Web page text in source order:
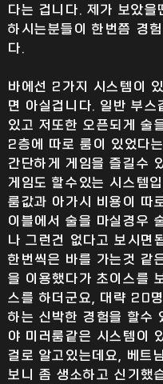
다는 겁니다. 제가 보았
하시는분들이 한번쯤 경
다.
바에선 2가지 시스템이
면 아실겁니다. 일반 부스
있고 저또한 오픈되게 술
2층에 따로 룸이 있었다
간단하게 게임을 즐길수
게임도 할수있는 시스템
룸값과 아가시 비용이 따
이블에서 술을 마실경우
나 그런건 없다고 보시면
한번씩은 바를 가는것 같
을 이용했다가 초이스를
스를 하더군요, 대략 20
하는 신박한 경험을 할수
야 미러룸같은 시스템이
걸로 알고있는데요, 베트
보니 좀 생소하고 신기했